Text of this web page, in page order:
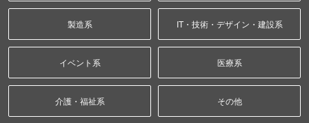
製造系 IT・技術・デザイン・建設系
イベント系 医療系
介護・福祉系 その他